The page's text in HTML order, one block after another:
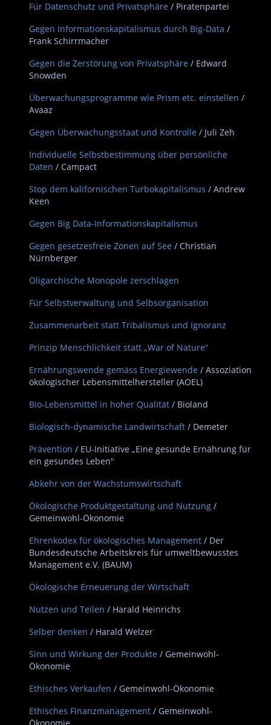
Für Datenschutz und Privatsphäre / Piratenpartei
Gegen Informationskapitalismus durch Big-Data /
Frank Schirrmacher
Gegen die Zerstörung von Privatsphäre / Edward
Snowden
Überwachungsprogramme wie Prism etc. einstellen /
Avaaz
Gegen Überwachungsstaat und Kontrolle / Juli Zeh
Individuelle Selbstbestimmung über persönliche
Daten / Campact
Stop dem kalifornischen Turbokapitalismus / Andrew
Keen
Gegen Big Data-Informationskapitalismus
Gegen gesetzesfreie Zonen auf See / Christian
Nürnberger
Oligarchische Monopole zerschlagen
Für Selbstverwaltung und Selbsorganisation
Zusammenarbeit statt Tribalismus und Ignoranz
Prinzip Menschlichkeit statt „War of Nature“
Ernährungswende gemäss Energiewende / Assoziation
ökologischer Lebensmittelhersteller (AOEL)
Bio-Lebensmittel in hoher Qualität / Bioland
Biologisch-dynamische Landwirtschaft / Demeter
Prävention / EU-Initiative „Eine gesunde Ernährung für
ein gesundes Leben"
Abkehr von der Wachstumswirtschaft
Ökologische Produktgestaltung und Nutzung /
Gemeinwohl-Ökonomie
Ehrenkodex für ökologisches Management / Der
Bundesdeutsche Arbeitskreis für umweltbewusstes
Management e.V. (BAUM)
Ökologische Erneuerung der Wirtschaft
Nutzen und Teilen / Harald Heinrichs
Selber denken / Harald Welzer
Sinn und Wirkung der Produkte / Gemeinwohl-
Ökonomie
Ethisches Verkaufen / Gemeinwohl-Ökonomie
Ethisches Finanzmanagement / Gemeinwohl-